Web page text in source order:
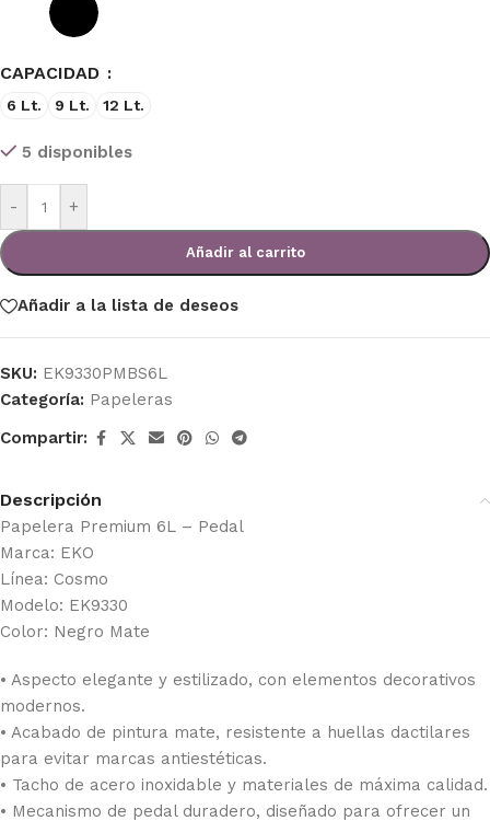
CAPACIDAD
6 Lt. 9 Lt. 12 Lt.
5 disponibles
- +
Añadir al carrito
Añadir a la lista de deseos
SKU: EK9330PMBS6L
Categoría: Papeleras
Compartir:
Descripción
Papelera Premium 6L – Pedal
Marca: EKO
Línea: Cosmo
Modelo: EK9330
Color: Negro Mate
• Aspecto elegante y estilizado, con elementos decorativos
modernos.
• Acabado de pintura mate, resistente a huellas dactilares
para evitar marcas antiestéticas.
• Tacho de acero inoxidable y materiales de máxima calidad.
• Mecanismo de pedal duradero, diseñado para ofrecer un